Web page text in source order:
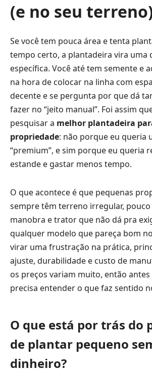
(e no seu
Se você tem pouca área e tenta
tempo certo, a plantadeira vira uma
específica. Você até tem semente e
na hora de colocar na linha com
decente e se pergunta por que dá
fazer no “jeito manual”. Foi assim
pesquisar a melhor plantadeira
propriedade: não porque eu queria
“premium”, e sim porque eu queria
estande e gastar menos tempo.
O que acontece é que pequenas
sempre têm terreno irregular, pouco
manobra e trator que não dá pra
qualquer modelo que pareça bom
virar uma frustração na prática,
ajuste, durabilidade e custo de
os preços variam muito, então
precisa entender o que faz sentido
O que está por trás do
de plantar pequeno
dinheiro?